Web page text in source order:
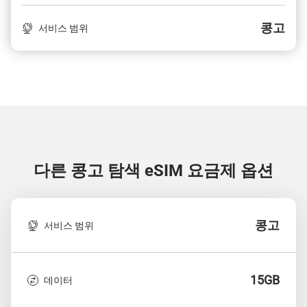
서비스 범위 콩고
다른 콩고 탐색 eSIM 요금제 옵션
서비스 범위 콩고
데이터 15GB